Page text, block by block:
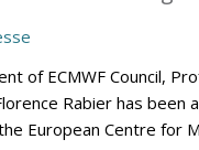
of ECMWF Council,
Rabier has
European Centre for